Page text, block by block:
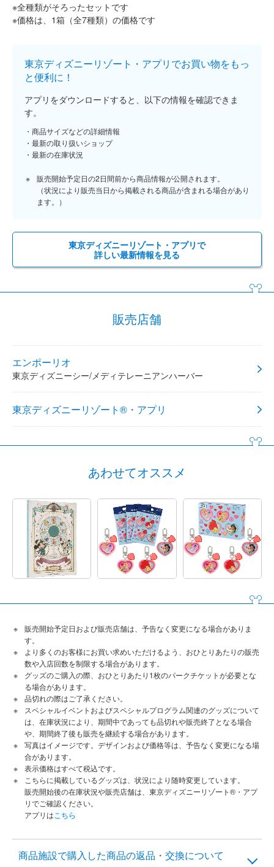
※全種類がそろったセットです
※価格は、1箱（全7種類）の価格です
東京ディズニーリゾート・アプリでお買い物をもっ
と便利に！
アプリをダウンロードすると、以下の情報を確認できま
す。
商品サイズなどの詳細情報
最新の取り扱いショップ
最新の在庫状況
販売開始予定日の2日間前から商品情報が公開されます。
（状況により販売当日から掲載される商品が含まれる場合があり
ます。）
東京ディズニーリゾート・アプリで
詳しい最新情報を見る
販売店舗
エンポーリオ
東京ディズニーシー/メディテレーニアンハーバー
東京ディズニーリゾート®・アプリ
あわせてオススメ
販売開始予定日および販売店舗は、予告なく変更になる場合がありま
す。
より多くのお客様にお買い求めいただけるよう、おひとりあたりの販売
数や入店回数を制限する場合があります。
グッズのご購入の際、おひとりあたり1枚のパークチケットが必要とな
る場合があります。
品切れの際はご了承ください。
スペシャルイベントおよびスペシャルプログラム関連のグッズについて
は、在庫状況により、期間中であっても品切れや販売終了となる場合
や、期間終了後も販売を継続する場合があります。
写真はイメージです。デザインおよび価格等は、予告なく変更になる場
合があります。
表示価格はすべて税込です。
こちらに掲載しているグッズは、状況により随時変更しています。
販売開始後の在庫状況や販売店舗は、東京ディズニーリゾート®・アプ
リでご確認ください。
アプリは こちら
商品施設で購入した商品の返品・交換について